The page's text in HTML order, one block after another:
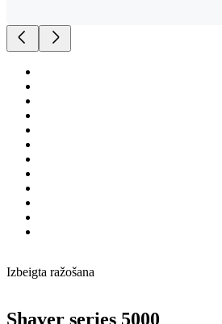
Izbeigta ražošana
Shaver series 5000